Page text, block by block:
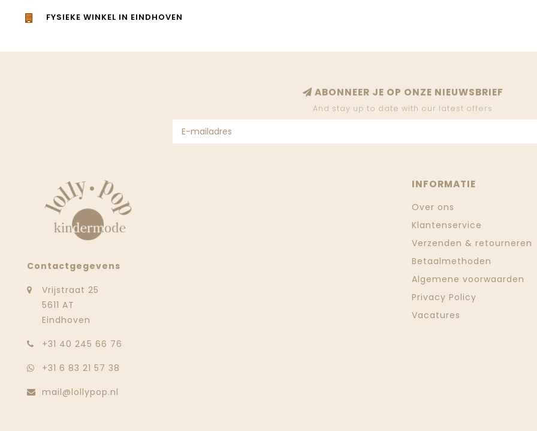
FYSIEKE WINKEL IN EINDHOVEN
ABONNEER JE OP ONZE NIEUWSBRIEF
And stay up to date with our latest offers
Contactgegevens
Vrijstraat 25
5611 AT
Eindhoven
‭+31 40 245 66 76
+31 6 83 21 57 38
mail@lollypop.nl
INFORMATIE
Over ons
Klantenservice
Verzenden & retourneren
Betaalmethoden
Algemene voorwaarden
Privacy Policy
Vacatures